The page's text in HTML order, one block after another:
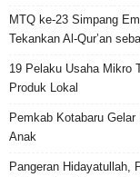
MTQ ke-23 Simpang
Tekankan Al-Qur’an
19 Pelaku Usaha Mikro
Produk Lokal
Pemkab Kotabaru
Anak
Pangeran Hidayatullah,